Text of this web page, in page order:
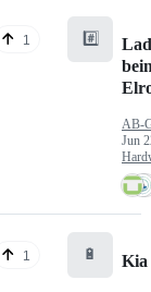
1 #️⃣
AB-
Jun
1 🔋 Kia